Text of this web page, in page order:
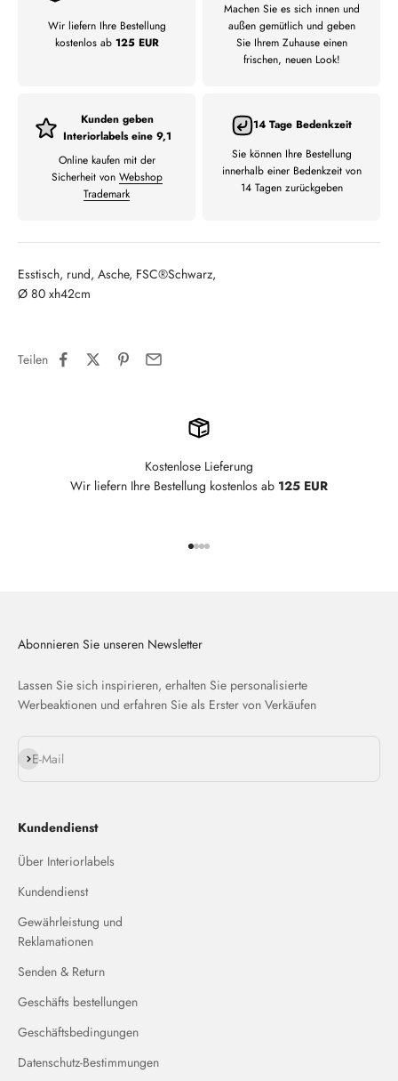
Wir liefern Ihre Bestellung
kostenlos ab 125 EUR
Machen Sie es sich innen und
außen gemütlich und geben
Sie Ihrem Zuhause einen
frischen, neuen Look!
Kunden geben
Interiorlabels eine 9,1
Online kaufen mit der
Sicherheit von Webshop
Trademark
14 Tage Bedenkzeit
Sie können Ihre Bestellung
innerhalb einer Bedenkzeit von
14 Tagen zurückgeben
Esstisch, rund, Asche, FSC®Schwarz,
Ø 80 xh42cm
Teilen
Kostenlose Lieferung
Wir liefern Ihre Bestellung kostenlos ab 125 EUR
Abonnieren Sie unseren Newsletter
Lassen Sie sich inspirieren, erhalten Sie personalisierte
Werbeaktionen und erfahren Sie als Erster von Verkäufen
E-Mail
Abonnieren
Kundendienst
Über Interiorlabels
Kundendienst
Gewährleistung und
Reklamationen
Senden & Return
Geschäfts bestellungen
Geschäftsbedingungen
Datenschutz-Bestimmungen